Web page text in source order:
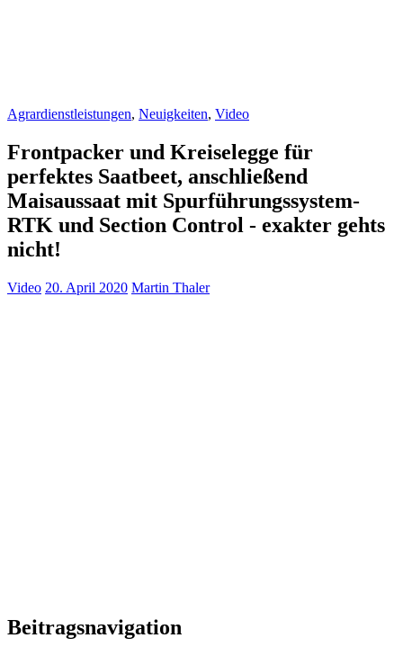
Agrardienstleistungen, Neuigkeiten, Video
Frontpacker und Kreiselegge für
perfektes Saatbeet, anschließend
Maisaussaat mit Spurführungssystem-
RTK und Section Control - exakter gehts
nicht!
Video 20. April 2020 Martin Thaler
Beitragsnavigation